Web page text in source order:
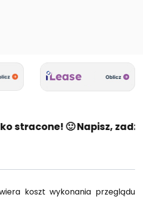
stracone! 🙂 Napisz,
koszt wykonania przeglądu